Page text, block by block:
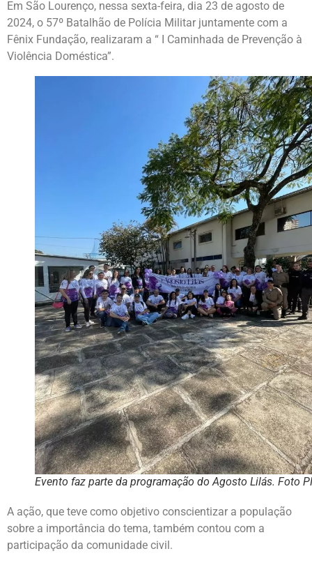
Em São Lourenço, nessa sexta-feira, dia 23 de agosto de
2024, o 57º Batalhão de Polícia Militar juntamente com a
Fênix Fundação, realizaram a “ I Caminhada de Prevenção à
Violência Doméstica”.
Evento faz parte da programação do Agosto Lilás. Foto
A ação, que teve como objetivo conscientizar a população
sobre a importância do tema, também contou com a
participação da comunidade civil.